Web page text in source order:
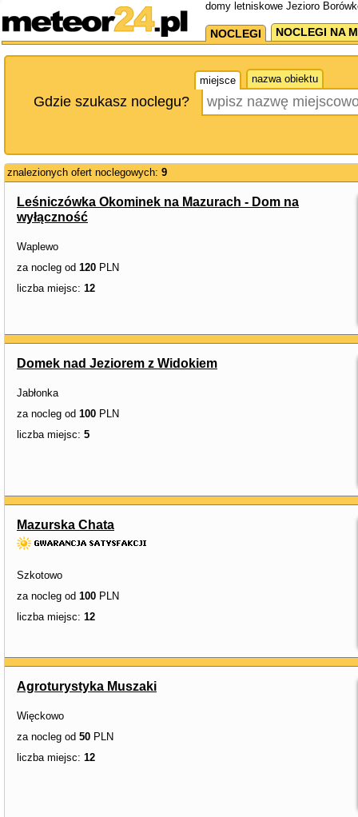
domy letniskowe Jezioro
NOCLEGI NOCLEGI NA
miejsce nazwa obiektu
Gdzie szukasz noclegu?
znalezionych ofert noclegowych: 9
Leśniczówka Okominek na Mazurach - Dom na
wyłączność
Waplewo
za nocleg od 120 PLN
liczba miejsc: 12
Domek nad Jeziorem z Widokiem
Jabłonka
za nocleg od 100 PLN
liczba miejsc: 5
Mazurska Chata
Szkotowo
za nocleg od 100 PLN
liczba miejsc: 12
Agroturystyka Muszaki
Więckowo
za nocleg od 50 PLN
liczba miejsc: 12